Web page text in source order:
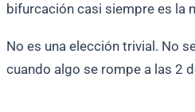
bifurcación casi siempre es la
No es una elección trivial. No
cuando algo se rompe a las 2